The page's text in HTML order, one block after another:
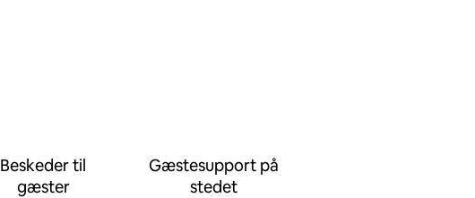
Beskeder til
gæster
Gæstesupport på
stedet